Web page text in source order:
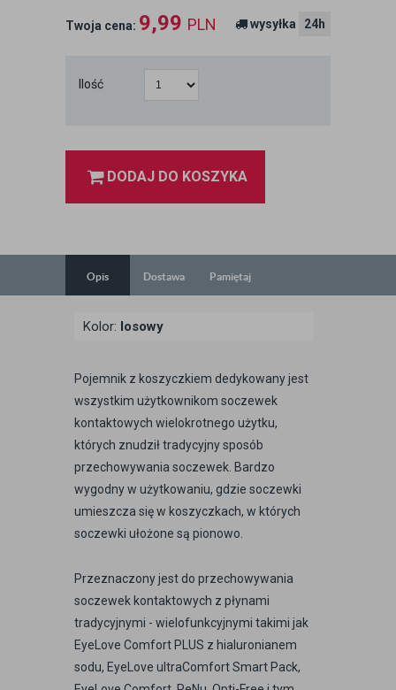
Twoja cena: 9,99 PLN wysyłka 24h
Ilość
DODAJ DO KOSZYKA
Opis Dostawa Pamiętaj
Kolor: losowy
Pojemnik z koszyczkiem dedykowany jest
wszystkim użytkownikom soczewek
kontaktowych wielokrotnego użytku,
których znudził tradycyjny sposób
przechowywania soczewek. Bardzo
wygodny w użytkowaniu, gdzie soczewki
umieszcza się w koszyczkach, w których
soczewki ułożone są pionowo.
Przeznaczony jest do przechowywania
soczewek kontaktowych z płynami
tradycyjnymi - wielofunkcyjnymi takimi jak
EyeLove Comfort PLUS z hialuronianem
sodu, EyeLove ultraComfort Smart Pack,